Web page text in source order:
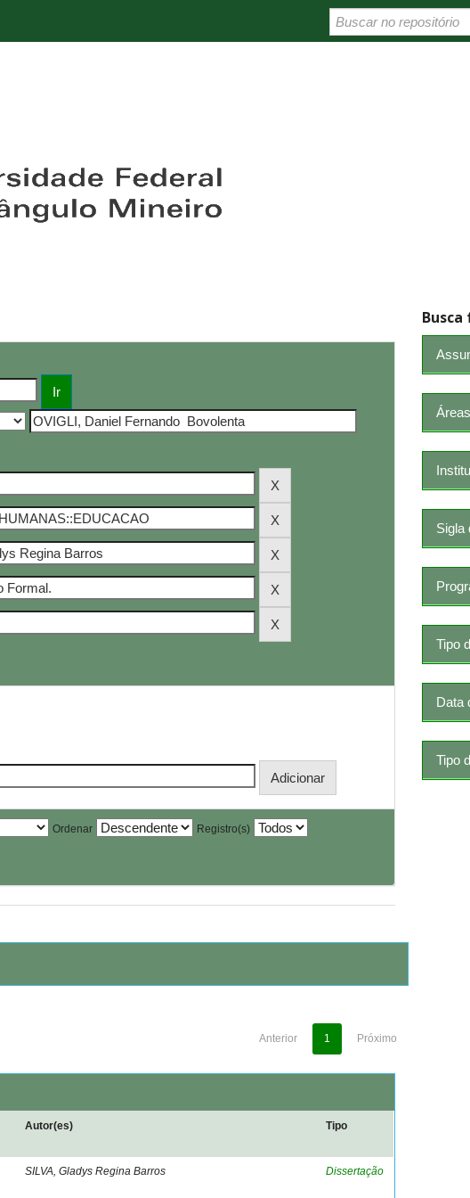
Ordenar Registro(s)
Anterior 1 Próximo
Autor(es) Tipo
SILVA, Gladys Regina Barros Dissertação
Sigla
Tipo
Data
Tipo